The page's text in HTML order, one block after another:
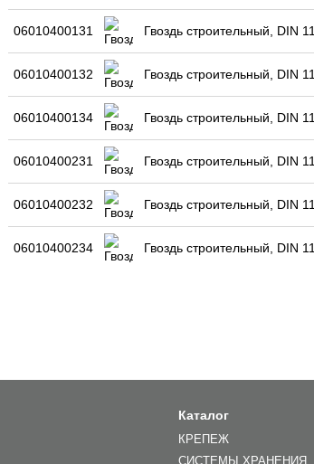
06010400131 Гвоздь строительный, DIN
06010400132 Гвоздь строительный, DIN
06010400134 Гвоздь строительный, DIN
06010400231 Гвоздь строительный, DIN
06010400232 Гвоздь строительный, DIN
06010400234 Гвоздь строительный, DIN
Каталог
КРЕПЕЖ
СИСТЕМЫ ХРАНЕНИЯ